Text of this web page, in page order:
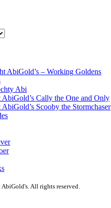
AbiGold’s – Working Goldens
Abi
AbiGold’s Cally the One and Only
AbiGold’s Scooby the Stormchaser
All rights reserved.